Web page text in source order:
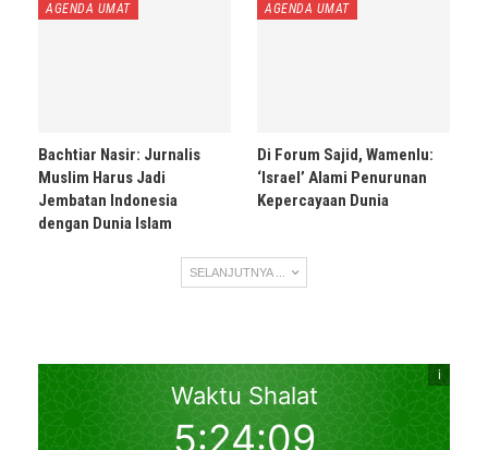
AGENDA UMAT
Bachtiar Nasir: Jurnalis
Muslim Harus Jadi
Jembatan Indonesia
dengan Dunia Islam
AGENDA UMAT
Di Forum Sajid, Wamenlu:
‘Israel’ Alami Penurunan
Kepercayaan Dunia
SELANJUTNYA ...